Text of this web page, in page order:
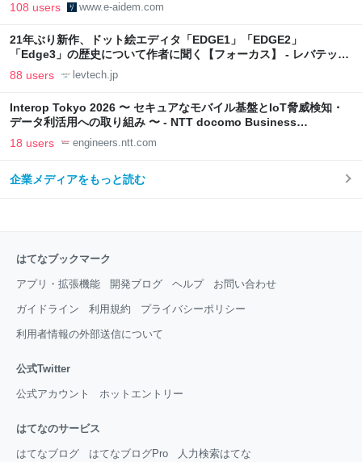
108 users www.e-aidem.com
21年ぶり新作、ドット絵エディタ「EDGE1」「EDGE2」
「Edge3」の歴史について作者に聞く【フォーカス】 - レバテック
LAB
88 users levtech.jp
Interop Tokyo 2026 〜 セキュアなモバイル基盤とIoT脅威検知・
データ利活用への取り組み 〜 - NTT docomo Business
Engineers' Blog
18 users engineers.ntt.com
企業メディアをもっと読む
はてなブックマーク
アプリ・拡張機能 開発ブログ ヘルプ お問い合わせ
ガイドライン 利用規約 プライバシーポリシー
利用者情報の外部送信について
公式Twitter
公式アカウント ホットエントリー
はてなのサービス
はてなブログ はてなブログPro 人力検索はてな